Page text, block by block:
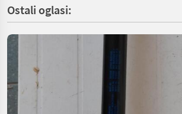
Ostali oglasi: